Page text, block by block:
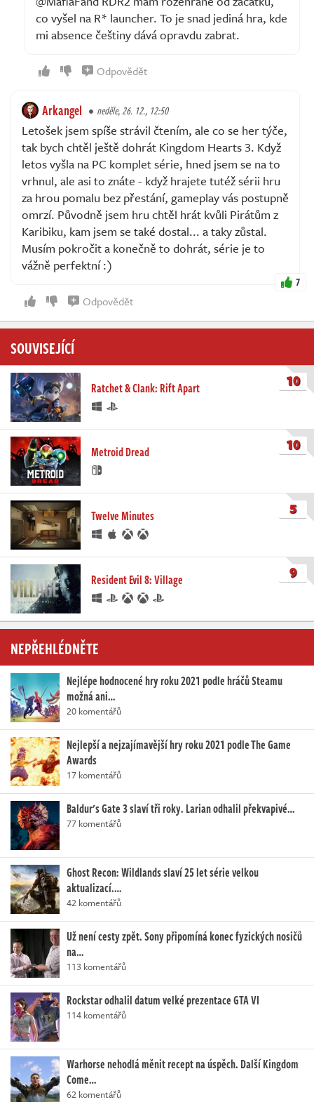
co vyšel na R* launcher. To je snad jediná hra, kde
mi absence češtiny dává opravdu zabrat.
Odpovědět
Arkangel neděle, 26. 12., 12:50
Letošek jsem spíše strávil čtením, ale co se her týče,
tak bych chtěl ještě dohrát Kingdom Hearts 3. Když
letos vyšla na PC komplet série, hned jsem se na to
vrhnul, ale asi to znáte - když hrajete tutéž sérii hru
za hrou pomalu bez přestání, gameplay vás postupně
omrzí. Původně jsem hru chtěl hrát kvůli Pirátům z
Karibiku, kam jsem se také dostal... a taky zůstal.
Musím pokročit a konečně to dohrát, série je to
vážně perfektní :)
7
Odpovědět
SOUVISEJÍCÍ
Ratchet & Clank: Rift Apart 10
Metroid Dread 10
Twelve Minutes 5
Resident Evil 8: Village 9
NEPŘEHLÉDNĚTE
Nejlépe hodnocené hry roku 2021 podle hráčů Steamu
možná ani…
20 komentářů
Nejlepší a nejzajímavější hry roku 2021 podle The Game
Awards
17 komentářů
Baldur's Gate 3 slaví tři roky. Larian odhalil překvapivé…
77 komentářů
Ghost Recon: Wildlands slaví 25 let série velkou
aktualizací.…
42 komentářů
Už není cesty zpět. Sony připomíná konec fyzických nosičů
na…
113 komentářů
Rockstar odhalil datum velké prezentace GTA VI
114 komentářů
Warhorse nehodlá měnit recept na úspěch. Další Kingdom
Come…
62 komentářů